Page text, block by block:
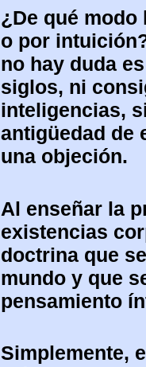
¿De qué
o por
no hay duda
siglos, ni
inteligencias,
antigüedad de
una objeción.
Al enseñar la
existencias
doctrina que
mundo y que
pensamiento
Simplemente,